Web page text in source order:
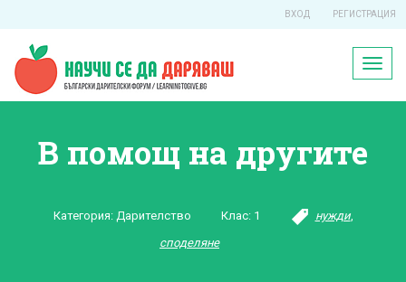
ВХОД РЕГИСТРАЦИЯ
В помощ на другите
Категория: Дарителство Клас: 1 нужди,
споделяне